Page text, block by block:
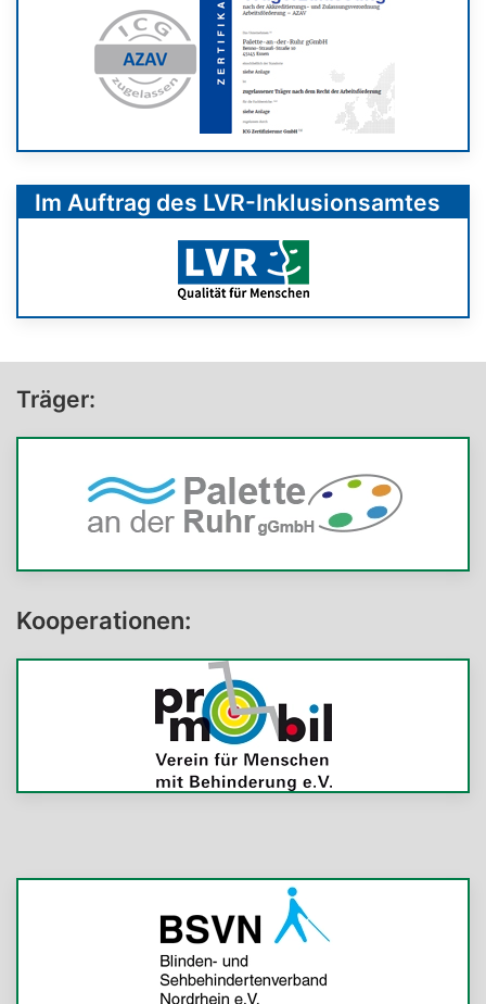
Im Auftrag des LVR-Inklusionsamtes
Träger:
Kooperationen: